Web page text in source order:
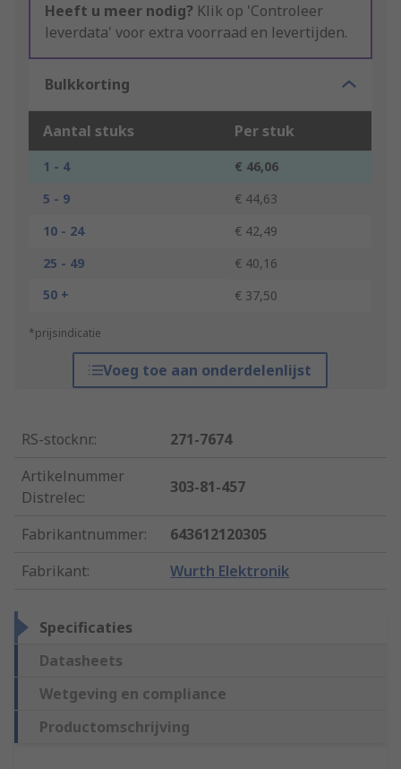
Heeft u meer nodig? Klik op 'Controleer
leverdata' voor extra voorraad en levertijden.
Bulkkorting
Aantal stuks Per stuk
1 - 4
€ 46,06
5 - 9
€ 44,63
10 - 24
€ 42,49
25 - 49
€ 40,16
50 +
€ 37,50
*prijsindicatie
Voeg toe aan onderdelenlijst
RS-stocknr.:
271-7674
Artikelnummer
Distrelec:
303-81-457
Fabrikantnummer:
643612120305
Fabrikant: Wurth Elektronik
Specificaties
Datasheets
Wetgeving en compliance
Productomschrijving